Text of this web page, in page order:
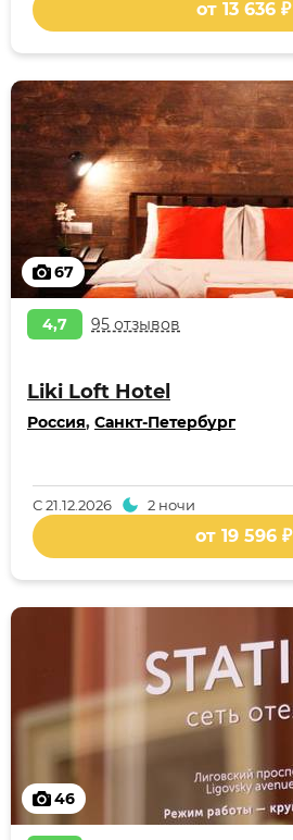
от 13 636 ₽
67
4,7 95 отзывов
Liki Loft Hotel
Россия, Санкт-Петербург
С21.12.2026 2 ночи
от 19 596 ₽
46